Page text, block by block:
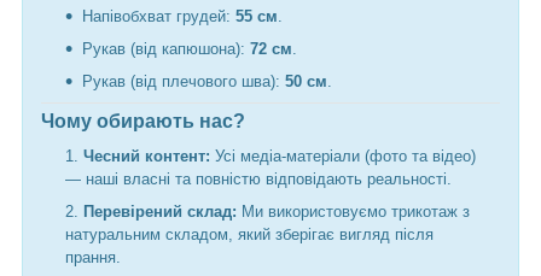
Напівобхват грудей: 55 см
Рукав (від капюшона): 72 см
Рукав (від плечового шва): 50 см
Чому обирають нас?
Чесний контент: Усі медіа-матеріали (фото та відео)
— наші власні та повністю відповідають реальності.
Перевірений склад: Ми використовуємо трикотаж з
натуральним складом, який зберігає вигляд після
прання.